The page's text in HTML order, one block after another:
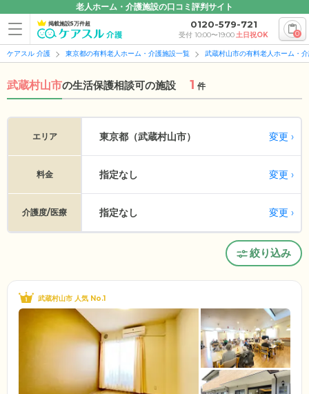
老人ホーム・介護施設の口コミ評判サイト
掲載施設5万件超 0120-579-721
受付 10:00〜19:00土日祝OK 0
ケアスル 介護 東京都の有料老人ホーム・介護施設一覧 武蔵村山市の有料老人ホーム・
武蔵村山市の生活保護相談可の施設 1 件
エリア 東京都（武蔵村山市） 変更
料金 指定なし 変更
介護度/医療 指定なし 変更
絞り込み
武蔵村山市 人気 No.1